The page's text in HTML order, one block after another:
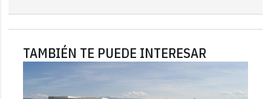
TAMBIÉN TE PUEDE INTERESAR